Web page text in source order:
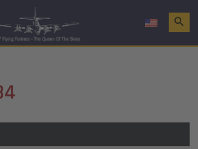
search